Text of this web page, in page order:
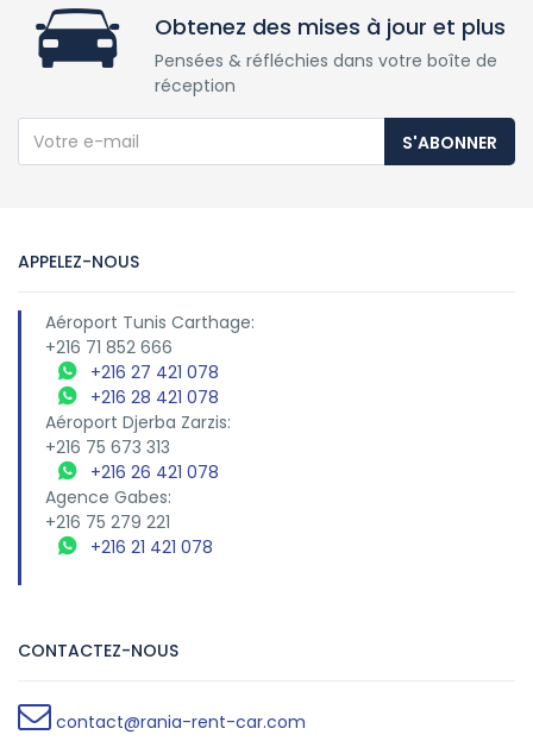
Obtenez des mises à jour et plus
Pensées & réfléchies dans votre boîte de
réception
S'ABONNER
APPELEZ-NOUS
Aéroport Tunis Carthage:
+216 71 852 666
+216 27 421 078
+216 28 421 078
Aéroport Djerba Zarzis:
+216 75 673 313
+216 26 421 078
Agence Gabes:
+216 75 279 221
+216 21 421 078
CONTACTEZ-NOUS
contact@rania-rent-car.com